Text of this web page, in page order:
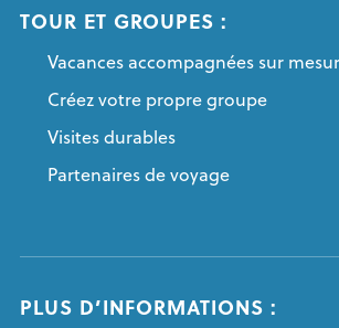
TOUR ET GROUPES :
Vacances accompagnées sur
Créez votre propre groupe
Visites durables
Partenaires de voyage
PLUS D’INFORMATIONS :